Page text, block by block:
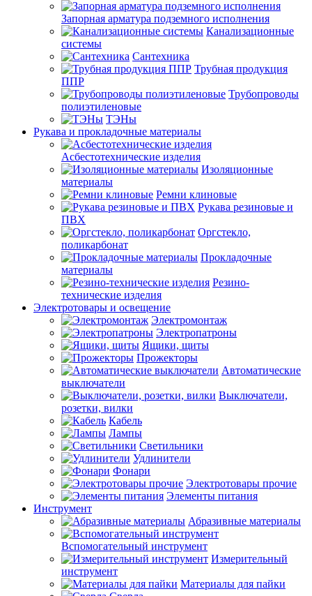
Запорная арматура подземного исполнения
Канализационные
системы
Сантехника
Трубная продукция
ППР
Трубопроводы
полиэтиленовые
ТЭНы
Рукава и прокладочные материалы
Асбестотехнические изделия
Изоляционные
материалы
Ремни клиновые
Рукава резиновые и
ПВХ
Оргстекло,
поликарбонат
Прокладочные
материалы
Резино-
технические изделия
Электротовары и освещение
Электромонтаж
Электропатроны
Ящики, щиты
Прожекторы
Автоматические
выключатели
Выключатели,
розетки, вилки
Кабель
Лампы
Светильники
Удлинители
Фонари
Электротовары прочие
Элементы питания
Инструмент
Абразивные материалы
Вспомогательный инструмент
Измерительный
инструмент
Материалы для пайки